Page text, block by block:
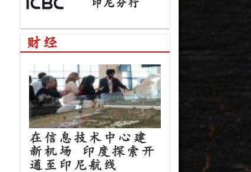
财经
在信息技术中心建
新机场 印度探索开
通至印尼航线